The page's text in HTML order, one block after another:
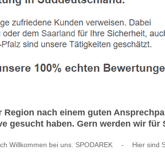
Region nach einem guten
gesucht haben. Gern werden wir für
Willkommen bei uns. SPODAREK - Hier sind